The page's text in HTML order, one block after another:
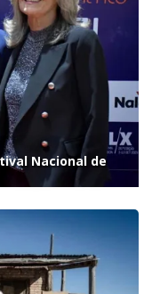
Nacional de